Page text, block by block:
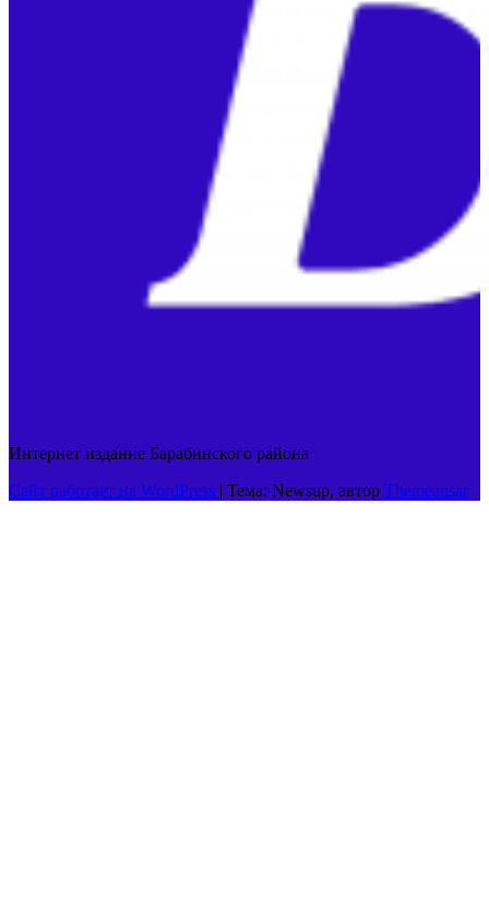
Интернет издание Барабинского района
Сайт работает на WordPress | Тема: Newsup, автор Themeansar